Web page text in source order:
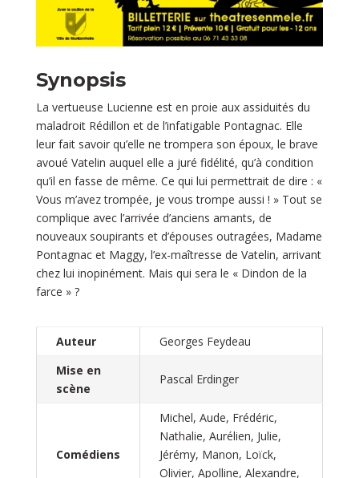
Synopsis
La vertueuse Lucienne est en proie aux assiduités du
maladroit Rédillon et de l’infatigable Pontagnac. Elle
leur fait savoir qu’elle ne trompera son époux, le brave
avoué Vatelin auquel elle a juré fidélité, qu’à condition
qu’il en fasse de même. Ce qui lui permettrait de dire : «
Vous m’avez trompée, je vous trompe aussi ! » Tout se
complique avec l’arrivée d’anciens amants, de
nouveaux soupirants et d’épouses outragées, Madame
Pontagnac et Maggy, l’ex-maîtresse de Vatelin, arrivant
chez lui inopinément. Mais qui sera le « Dindon de la
farce » ?
Auteur
Georges Feydeau
Mise en
scène
Pascal Erdinger
Comédiens
Michel, Aude, Frédéric,
Nathalie, Aurélien, Julie,
Jérémy, Manon, Loïck,
Olivier, Apolline, Alexandre,